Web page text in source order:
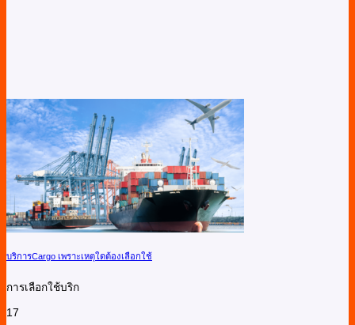
บริการCargo เพราะเหตุใดต้องเลือกใช้
การเลือกใช้บริก
17